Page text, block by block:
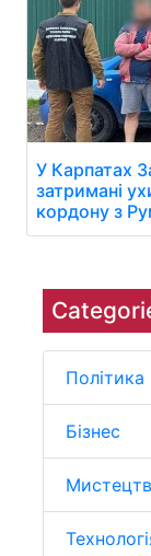
Політика
Бізнес
У Карпатах
затримані
кордону з